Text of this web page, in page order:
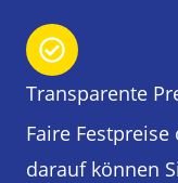
Transparente
Faire
darauf können